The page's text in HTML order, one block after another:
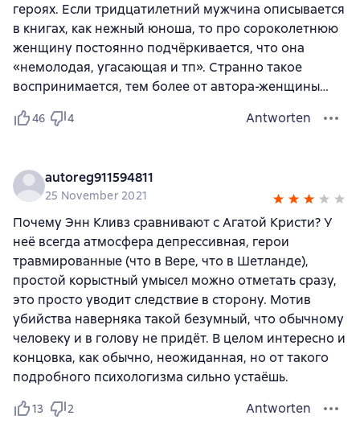
героях. Если тридцатилетний мужчина описывается
в книгах, как нежный юноша, то про сороколетнюю
женщину постоянно подчёркивается, что она
«немолодая, угасающая и тп». Странно такое
воспринимается, тем более от автора-женщины…
46 4 Antworten
autoreg911594811
25 November 2021
Почему Энн Кливз сравнивают с Агатой Кристи? У
неё всегда атмосфера депрессивная, герои
травмированные (что в Вере, что в Шетланде),
простой корыстный умысел можно отметать сразу,
это просто уводит следствие в сторону. Мотив
убийства наверняка такой безумный, что обычному
человеку и в голову не придёт. В целом интересно и
концовка, как обычно, неожиданная, но от такого
подробного психологизма сильно устаёшь.
13 2 Antworten